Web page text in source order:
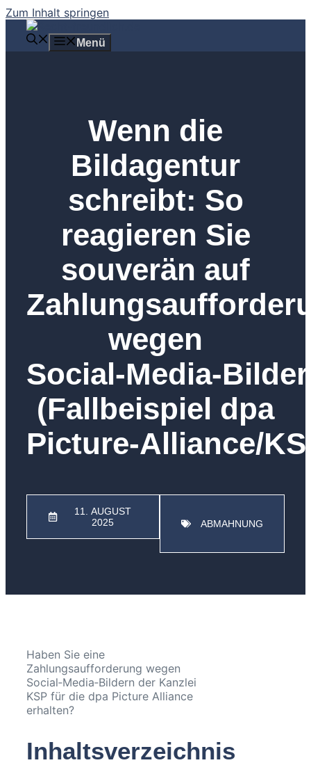
Zum Inhalt springen
Menü
Wenn die
Bildagentur
schreibt: So
reagieren Sie
souverän auf
wegen
(Fallbeispiel dpa
Picture‑Alliance/
11. AUGUST
2025
ABMAHNUNG
Haben Sie eine
Zahlungsaufforderung wegen
Social‑Media‑Bildern der Kanzlei
KSP für die dpa Picture Alliance
erhalten?
Inhaltsverzeichnis